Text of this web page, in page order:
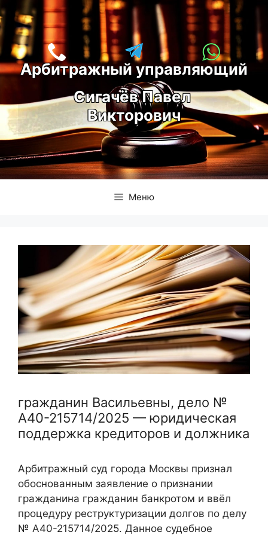
Перейти
к
содержимому
Арбитражный управляющий
Сигачёв Павел
Викторович
Меню
гражданин Васильевны, дело №
А40-215714/2025 — юридическая
поддержка кредиторов и должника
Арбитражный суд города Москвы признал
обоснованным заявление о признании
гражданина гражданин банкротом и ввёл
процедуру реструктуризации долгов по делу
№ А40-215714/2025. Данное судебное